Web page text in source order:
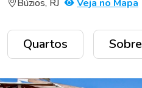
Búzios, RJ Veja no Mapa
Quartos